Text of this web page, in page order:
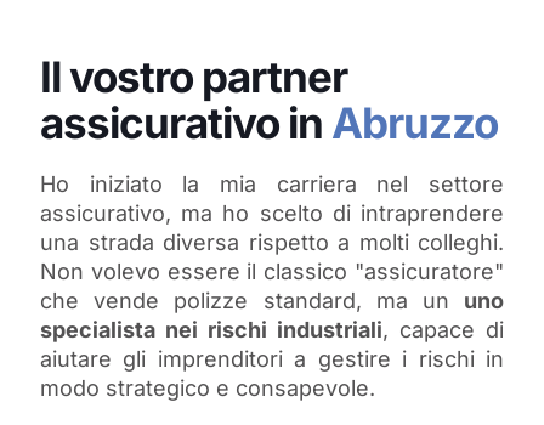
Il vostro partner
assicurativo in Abruzzo
Ho iniziato la mia carriera nel settore
assicurativo, ma ho scelto di intraprendere
una strada diversa rispetto a molti colleghi.
Non volevo essere il classico "assicuratore"
che vende polizze standard, ma un uno
specialista nei rischi industriali, capace di
aiutare gli imprenditori a gestire i rischi in
modo strategico e consapevole.